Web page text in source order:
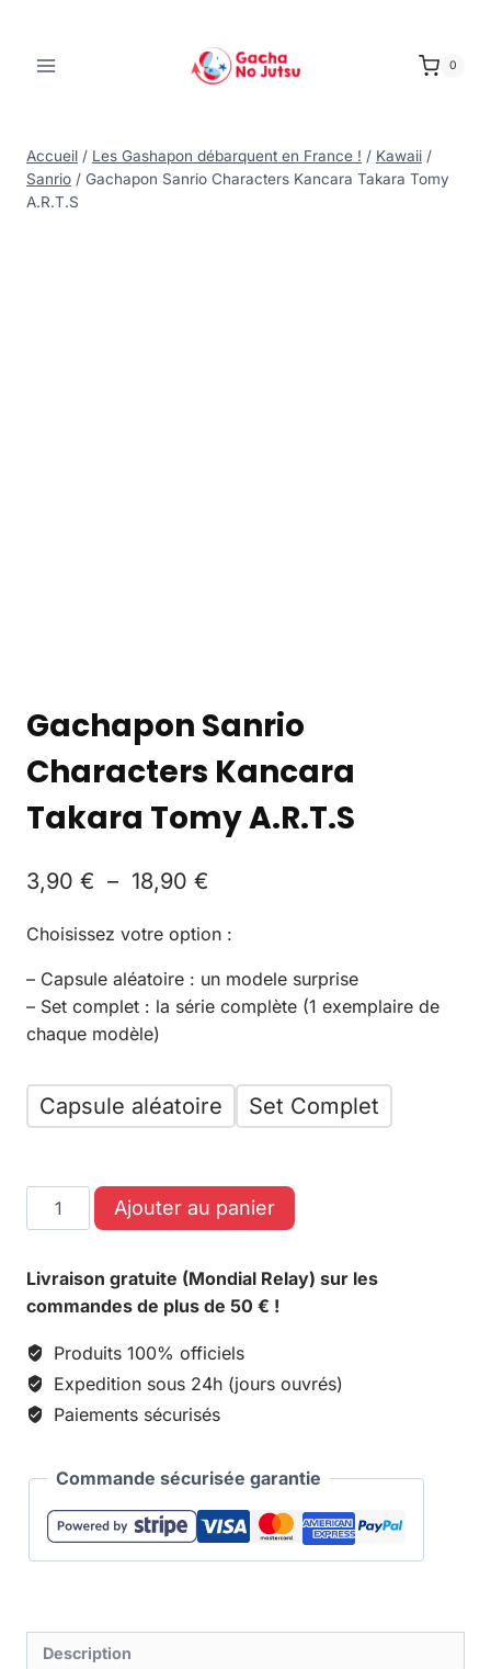
0
Accueil / Les Gashapon débarquent en France ! / Kawaii /
Sanrio / Gachapon Sanrio Characters Kancara Takara Tomy
A.R.T.S
Gachapon Sanrio
Characters Kancara
Takara Tomy A.R.T.S
3,90 € – 18,90 €
Choisissez votre option :
– Capsule aléatoire : un modele surprise
– Set complet : la série complète (1 exemplaire de
chaque modèle)
Capsule aléatoire Set Complet
Ajouter au panier
Livraison gratuite (Mondial Relay) sur les
commandes de plus de 50 € !
Produits 100% officiels
Expedition sous 24h (jours ouvrés)
Paiements sécurisés
Commande sécurisée garantie
Description